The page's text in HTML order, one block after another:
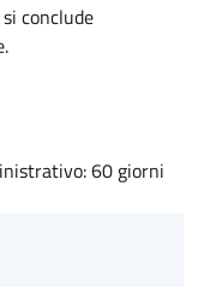
conclude
60 giorni